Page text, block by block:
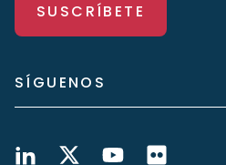
SUSCRÍBETE
SÍGUENOS